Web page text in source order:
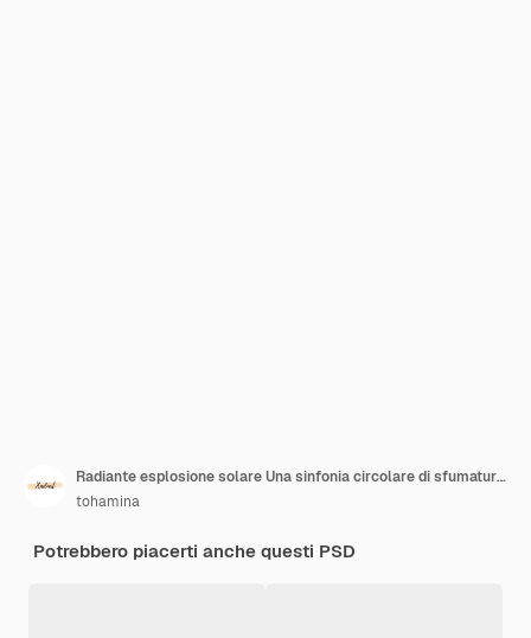
Radiante esplosione solare Una sinfonia circolare di sfumature dorate
tohamina
Potrebbero piacerti anche questi PSD